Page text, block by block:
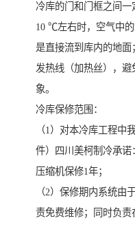
冷库的门和门框之间
10 ℃左右时，空气中
是直接流到库内的地
发热线（加热丝），
象。
冷库保修范围：
（1）对本冷库工程中
件）四川美柯制冷承
压缩机保修1年；
（2）保修期内系统由
责免费维修；同时负